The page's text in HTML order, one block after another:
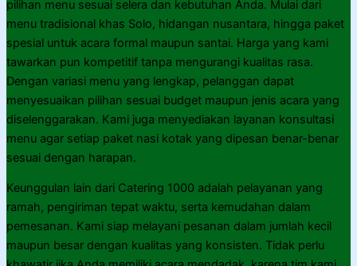
pilihan menu sesuai selera dan kebutuhan Anda. Mulai dari
menu tradisional khas Solo, hidangan nusantara, hingga paket
spesial untuk acara formal maupun santai. Harga yang kami
tawarkan pun kompetitif tanpa mengurangi kualitas rasa.
Dengan variasi menu yang lengkap, pelanggan dapat
menyesuaikan pilihan sesuai budget maupun jenis acara yang
diselenggarakan. Kami juga menyediakan layanan konsultasi
menu agar setiap paket nasi kotak yang dipesan benar-benar
sesuai dengan harapan.
Keunggulan lain dari Catering 1000 adalah pelayanan yang
ramah, pengiriman tepat waktu, serta kemudahan dalam
pemesanan. Kami siap melayani pesanan dalam jumlah kecil
maupun besar dengan kualitas yang konsisten. Tidak perlu